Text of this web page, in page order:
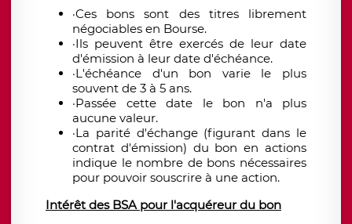
·Ces bons sont des titres librement
négociables en Bourse.
·Ils peuvent être exercés de leur date
d'émission à leur date d'échéance.
·L'échéance d'un bon varie le plus
souvent de 3 à 5 ans.
·Passée cette date le bon n'a plus
aucune valeur.
·La parité d'échange (figurant dans le
contrat d'émission) du bon en actions
indique le nombre de bons nécessaires
pour pouvoir souscrire à une action.
Intérêt des BSA pour l'acquéreur du bon